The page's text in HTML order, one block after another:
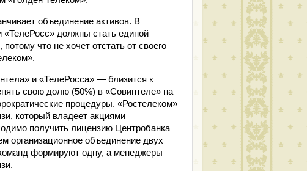
объединение активов. В
должны стать единой
что не хочет отстать от своего
и «ТелеРосса» — близится к
свою долю (50%) в «Совинтеле» на
процедуры. «Ростелеком»
который владеет акциями
получить лицензию Центробанка
организационное объединение двух
формируют одну, а менеджеры